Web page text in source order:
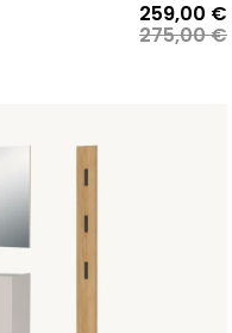
275,00€
259,00 €